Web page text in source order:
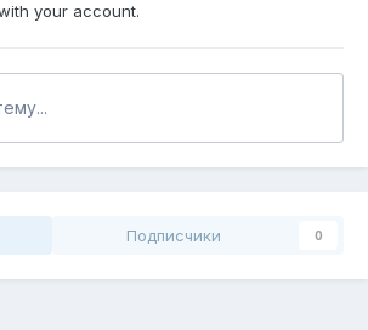
your account.
Подписчики 0